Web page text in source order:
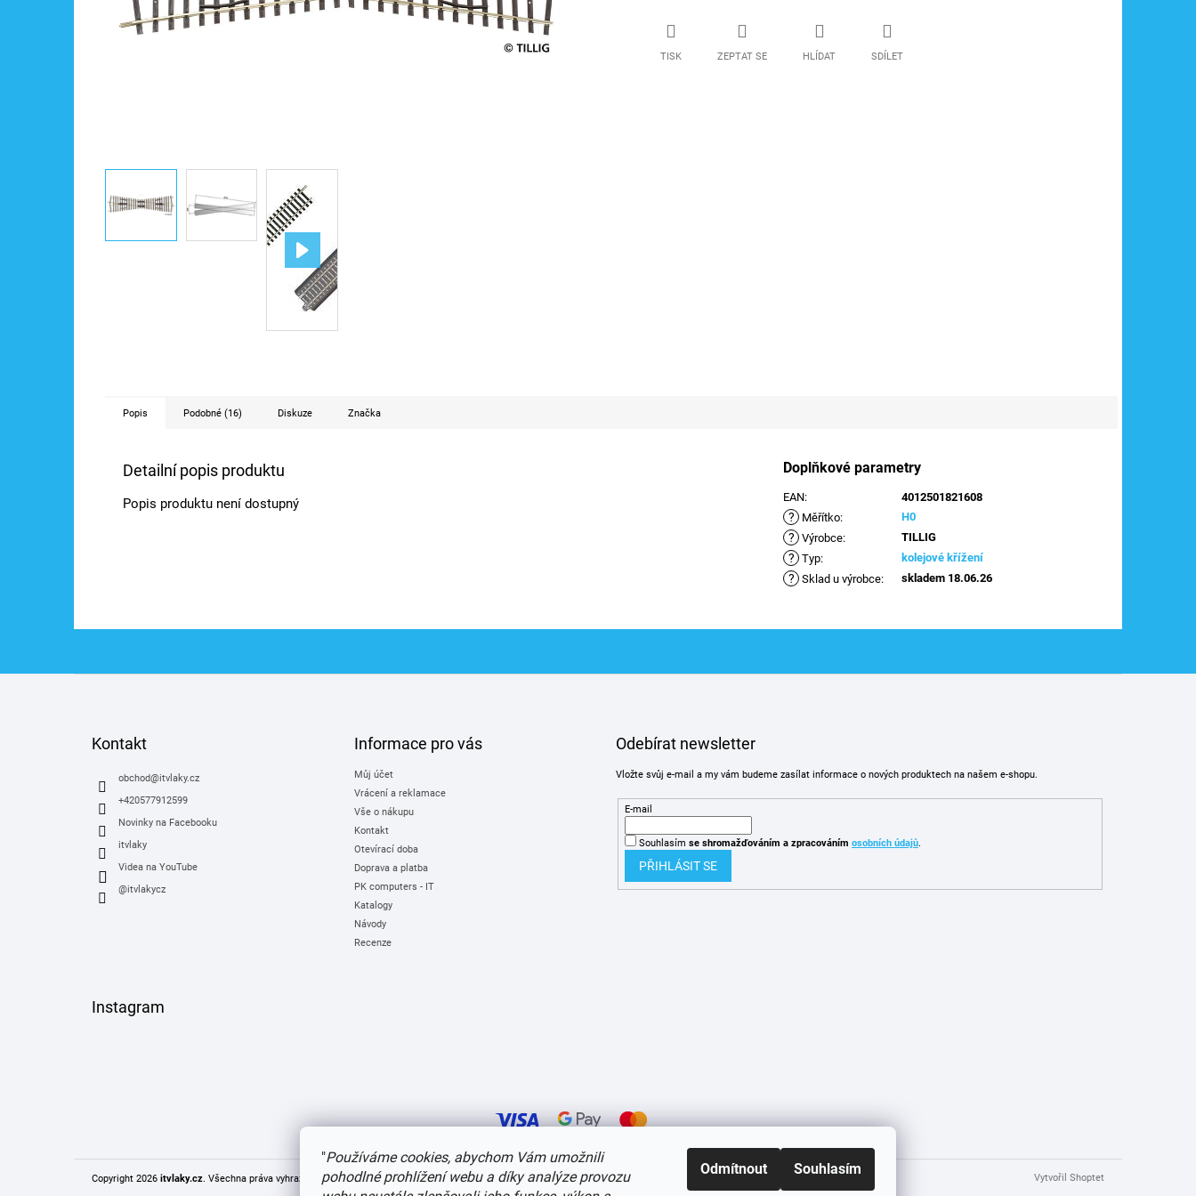
"Používáme cookies, abychom Vám umožnili
pohodlné prohlížení webu a díky analýze provozu
Odmítnout Souhlasím
TISK ZEPTAT SE HLÍDAT SDÍLET
Popis Podobné (16) Diskuze Značka
Detailní popis produktu
Popis produktu není dostupný
Doplňkové parametry
EAN: 4012501821608
? Měřítko: H0
? Výrobce: TILLIG
? Typ: kolejové křížení
? Sklad u výrobce: skladem 18.06.26
Kontakt
obchod@itvlaky.cz
+420577912599
Novinky na Facebooku
itvlaky
Videa na YouTube
@itvlakycz
Informace pro vás
Můj účet
Vrácení a reklamace
Vše o nákupu
Kontakt
Otevírací doba
Doprava a platba
PK computers - IT
Katalogy
Návody
Recenze
Odebírat newsletter
Vložte svůj e-mail a my vám budeme zasílat informace o nových produktech na našem e-shopu.
E-mail
Souhlasím se shromažďováním a zpracováním osobních údajů.
PŘIHLÁSIT SE
Instagram
Vytvořil Shoptet
Copyright 2026 itvlaky.cz. Všechna práva vyhrazena.Upravit nastavení cookies